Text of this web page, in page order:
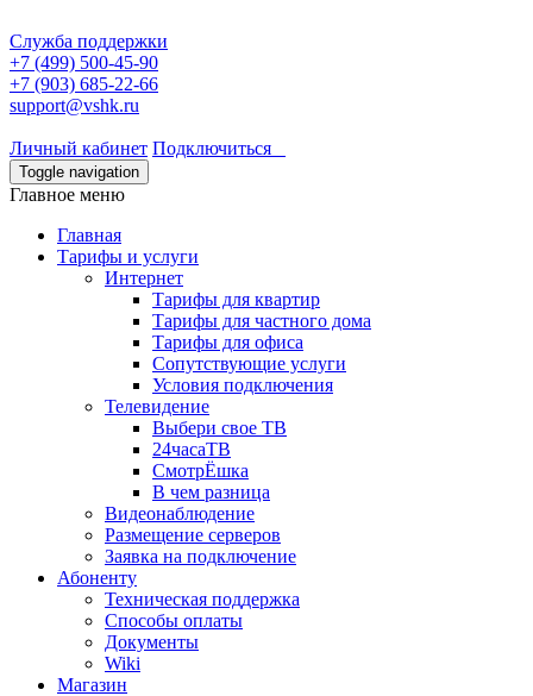
Служба поддержки
+7 (499) 500-45-90
+7 (903) 685-22-66
support@vshk.ru
Личный кабинет Подключиться
Toggle navigation
Главное меню
Главная
Тарифы и услуги
Интернет
Тарифы для квартир
Тарифы для частного дома
Тарифы для офиса
Сопутствующие услуги
Условия подключения
Телевидение
Выбери свое ТВ
24часаТВ
СмотрЁшка
В чем разница
Видеонаблюдение
Размещение серверов
Заявка на подключение
Абоненту
Техническая поддержка
Способы оплаты
Документы
Wiki
Магазин